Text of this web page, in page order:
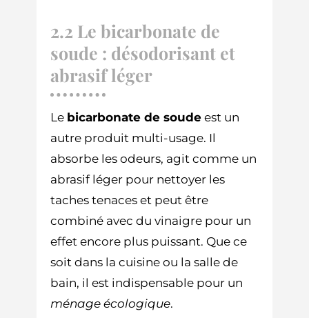
2.2 Le bicarbonate de
soude : désodorisant et
abrasif léger
Le bicarbonate de soudeest un
autre produit multi-usage. Il
absorbe les odeurs, agit comme un
abrasif léger pour nettoyer les
taches tenaces et peut être
combiné avec du vinaigre pour un
effet encore plus puissant. Que ce
soit dans la cuisine ou la salle de
bain, il est indispensable pour un
ménage écologique.